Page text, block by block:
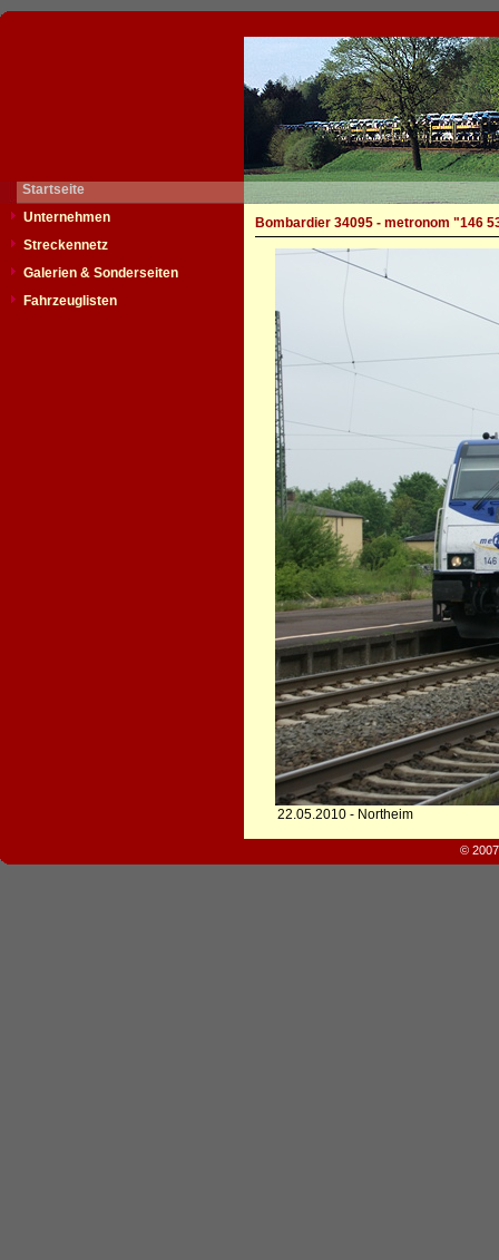
Startseite
Unternehmen
Streckennetz
Galerien & Sonderseiten
Fahrzeuglisten
Bombardier 34095 - metronom "146
22.05.2010 - Northeim
©